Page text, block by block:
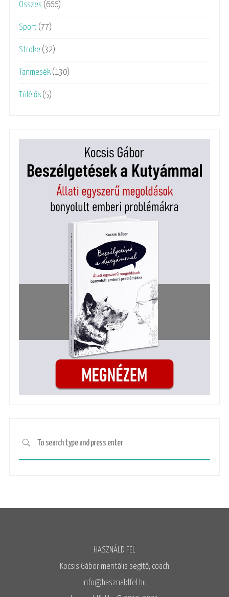
Összes (666)
Sport (77)
Stroke (32)
Tanmesék (130)
Túlélők (5)
HASZNÁLD FEL
Kocsis Gábor mentális segítő, coach
info@hasznaldfel.hu